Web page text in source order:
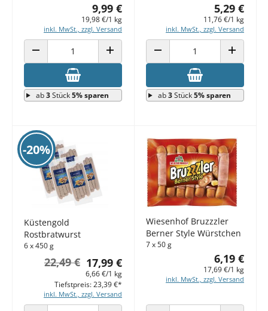
9,99 €
19,98 €/1 kg
inkl. MwSt., zzgl. Versand
ANZAHL VERRINGERN ANZAHL ERHÖHEN
ab3Stück5% sparen
5,29 €
11,76 €/1 kg
inkl. MwSt., zzgl. Versand
ANZAHL VERRINGERN ANZAHL
ab3Stück5% sparen
-20%
Küstengold
Rostbratwurst
6 x 450 g
17,99 €
22,49 €
6,66 €/1 kg
inkl. MwSt., zzgl. Versand
Tiefstpreis: 23,39 €*
Wiesenhof Bruzzzler
Berner Style Würstchen
7 x 50 g
6,19 €
17,69 €/1 kg
inkl. MwSt., zzgl. Versand